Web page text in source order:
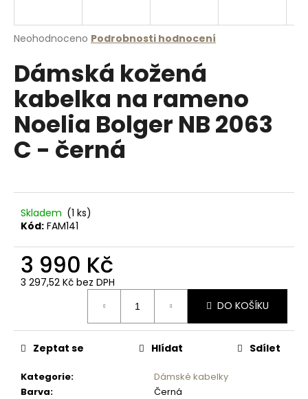
Průměrné
produktu
je
0,0
5
hvězdiček.
Neohodnoceno Podrobnosti hodnocení
Dámská kožená
kabelka na rameno
Noelia Bolger NB 2063
C - černá
Skladem (1 ks)
Kód: FAM141
3 990 Kč
3 297,52 Kč bez DPH
DO KOŠÍKU
Kategorie:
Dámské kabelky
Barva:
Černá
Zeptat se Hlídat Sdílet
j
t
?
HLEDAT
D
o
p
o
e
m
e